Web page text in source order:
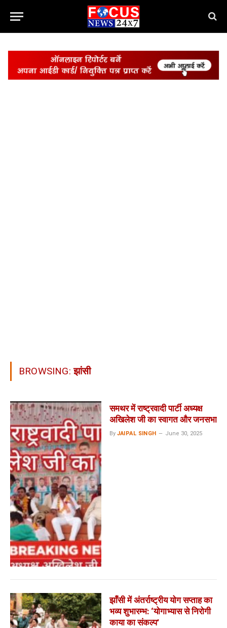
BROWSING:झांसी
समथर में राष्ट्रवादी पार्टी अध्यक्ष
अखिलेश जी का स्वागत और जनसभा
By JAIPAL SINGH June 30, 2025
झाँसी में अंतर्राष्ट्रीय योग सप्ताह का
भव्य शुभारम्भ: ‘योगाभ्यास से निरोगी
काया का संकल्प’